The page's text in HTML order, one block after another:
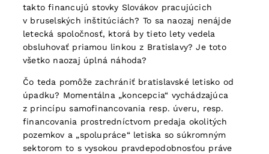
takto financujú stovky Slovákov pracujúcich
v bruselských inštitúciách? To sa naozaj nenájde
letecká spoločnosť, ktorá by tieto lety vedela
obsluhovať priamou linkou z Bratislavy? Je toto
všetko naozaj úplná náhoda?
Čo teda pomôže zachrániť bratislavské letisko od
úpadku? Momentálna „koncepcia“ vychádzajúca
z princípu samofinancovania resp. úveru, resp.
financovania prostredníctvom predaja okolitých
pozemkov a „spolupráce“ letiska so súkromným
sektorom to s vysokou pravdepodobnosťou práve